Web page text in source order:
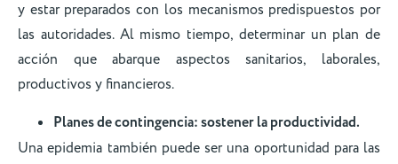
y estar preparados con los mecanismos predispuestos por
las autoridades. Al mismo tiempo, determinar un plan de
acción que abarque aspectos sanitarios, laborales,
productivos y financieros.
Planes de contingencia: sostener la productividad.
Una epidemia también puede ser una oportunidad para las